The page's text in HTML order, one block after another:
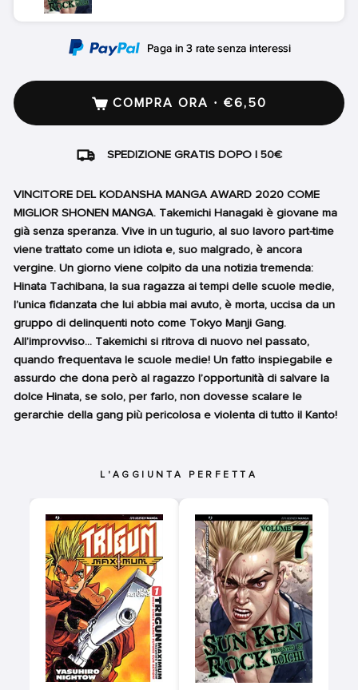
COMPRA ORA · €6,50
SPEDIZIONE GRATIS DOPO I 50€
VINCITORE DEL KODANSHA MANGA AWARD 2020 COME
MIGLIOR SHONEN MANGA. Takemichi Hanagaki è giovane ma
già senza speranza. Vive in un tugurio, al suo lavoro part-time
viene trattato come un idiota e, suo malgrado, è ancora
vergine. Un giorno viene colpito da una notizia tremenda:
Hinata Tachibana, la sua ragazza ai tempi delle scuole medie,
l’unica fidanzata che lui abbia mai avuto, è morta, uccisa da un
gruppo di delinquenti noto come Tokyo Manji Gang.
All’improvviso... Takemichi si ritrova di nuovo nel passato,
quando frequentava le scuole medie! Un fatto inspiegabile e
assurdo che dona però al ragazzo l’opportunità di salvare la
dolce Hinata, se solo, per farlo, non dovesse scalare le
gerarchie della gang più pericolosa e violenta di tutto il Kanto!
L'AGGIUNTA PERFETTA